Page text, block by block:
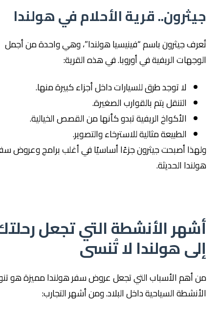
قرية الأحلام في هولندا
جيثرون باسم “فينيسيا هولندا”، وهي واحدة من أجمل
الريفية في أوروبا. في هذه القرية:
لا توجد طرق للسيارات داخل أجزاء كبيرة منها.
التنقل يتم بالقوارب الصغيرة.
الأكواخ الريفية تبدو كأنها من القصص الخيالية.
الطبيعة مثالية للاسترخاء والتصوير.
أصبحت جيثرون جزءًا أساسيًا في أغلب برامج وعروض سفر
الحديثة.
الأنشطة التي تجعل رحلتك
هولندا لا تُنسى
أهم الأسباب التي تجعل عروض سفر هولندا مميزة هو تنوع
السياحية داخل البلاد. ومن أشهر التجارب: